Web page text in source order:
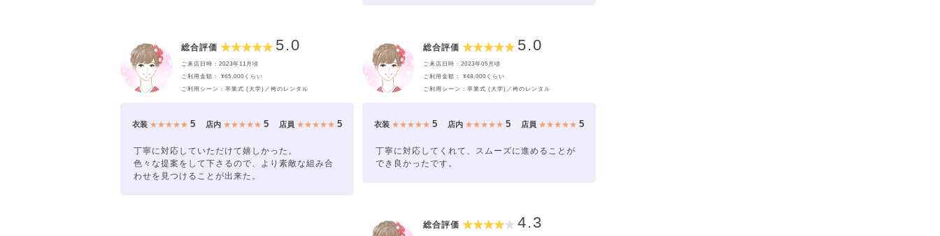
総合評価 5.0
ご来店日時：2023年11月頃
ご利用金額： ¥65,000くらい
ご利用シーン：卒業式 (大学)／袴のレンタル
衣装 ★★★★★5 店内 ★★★★★ 5 店員 ★★★★★ 5
丁寧に対応していただけて嬉しかった。
色々な提案をして下さるので、より素敵な組み合
わせを見つけることが出来た。
総合評価 5.0
ご来店日時：2023年05月頃
ご利用金額： ¥48,000くらい
ご利用シーン：卒業式 (大学)／袴のレンタル
衣装 ★★★★★5 店内 ★★★★★ 5 店員 ★★★★★ 5
丁寧に対応してくれて、スムーズに進めることが
でき良かったです。
総合評価 4.3